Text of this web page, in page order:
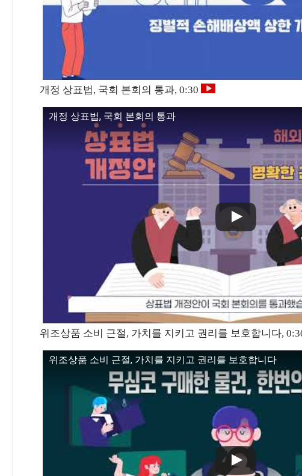
개정 상표법, 국회 본회의 통과, 0:30
개정 상표법, 국회 본회의 통과
위조상품 소비 근절, 가치를 지키고 권리를 보호합니다,
위조상품 소비 근절, 가치를 지키고 권리를 보호합니다